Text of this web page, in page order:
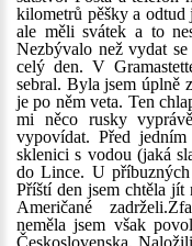
kilometrů pěšky a odtud
ale měli svátek a to
Nezbývalo než vydat
celý den. V
sebral. Byla jsem úplně
je po něm veta. Ten
mi něco rusky
vypovídat. Před
sklenici s vodou (jaká
do Lince. U příbuzných
Příští den jsem chtěla
Američané
neměla jsem však
Československa.